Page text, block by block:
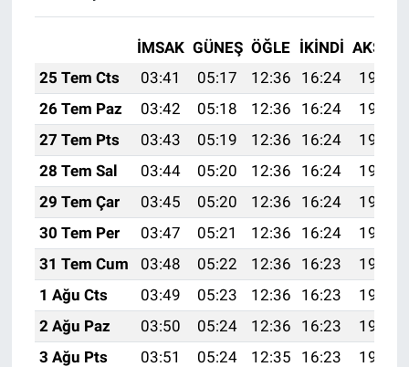
İMSAK GÜNEŞ ÖĞLE İKINDI AKŞAM
25 Tem Cts
03:41 05:17 12:36 16:24
19:44
26 Tem Paz
03:42 05:18 12:36 16:24
19:44
27 Tem Pts
03:43 05:19 12:36 16:24
19:43
28 Tem Sal
03:44 05:20 12:36 16:24
19:42
29 Tem Çar
03:45 05:20 12:36 16:24
19:41
30 Tem Per
03:47 05:21 12:36 16:24
19:40
31 Tem Cum
03:48 05:22 12:36 16:23
19:39
1 Ağu Cts
03:49 05:23 12:36 16:23
19:38
2 Ağu Paz
03:50 05:24 12:36 16:23
19:37
3 Ağu Pts
03:51 05:24 12:35 16:23
19:37